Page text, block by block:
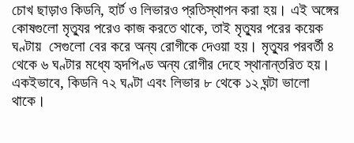
চোখ ছাড়াও কিডনি, হার্ট ও লিভারও প্রতিস্থাপন করা হয়। এই অঙ্গের
কোষগুলো মৃত্যুর পরেও কাজ করতে থাকে, তাই মৃত্যুর পরের কয়েক
ঘণ্টায় সেগুলো বের করে অন্য রোগীকে দেওয়া হয়। মৃত্যুর পরবর্তী ৪
থেকে ৬ ঘণ্টার মধ্যে হৃদপিণ্ড অন্য রোগীর দেহে স্থানান্তরিত হয়।
একইভাবে, কিডনি ৭২ ঘণ্টা এবং লিভার ৮ থেকে ১২ ঘন্টা ভালো
থাকে।